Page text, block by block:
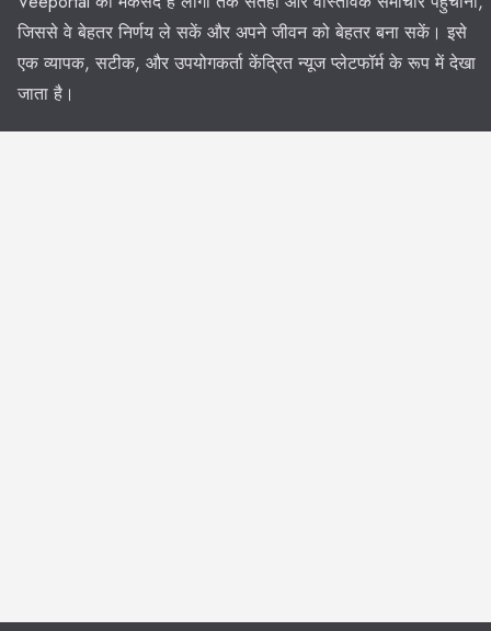
जिससे वे बेहतर निर्णय ले सकें और अपने जीवन को बेहतर बना सकें। इसे
एक व्यापक, सटीक, और उपयोगकर्ता केंद्रित न्यूज प्लेटफॉर्म के रूप में देखा
जाता है।